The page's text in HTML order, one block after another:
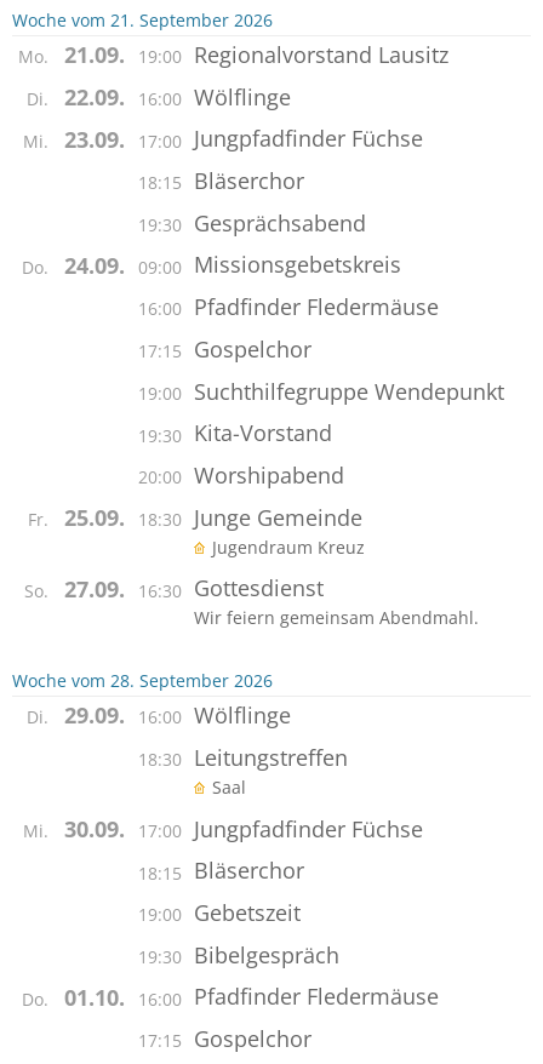
Woche vom 21. September 2026
Mo.
21.09. 19:00 Regionalvorstand Lausitz
Di. 22.09. 16:00 Wölflinge
Mi. 23.09. 17:00 Jungpfadfinder Füchse
18:15 Bläserchor
19:30 Gesprächsabend
Do. 24.09. 09:00 Missionsgebetskreis
16:00 Pfadfinder Fledermäuse
17:15 Gospelchor
19:00 Suchthilfegruppe Wendepunkt
19:30 Kita-Vorstand
20:00 Worshipabend
Fr. 25.09. 18:30 Junge Gemeinde
Jugendraum Kreuz
So.
27.09. 16:30 Gottesdienst
Wir feiern gemeinsam Abendmahl.
Woche vom 28. September 2026
Di.
29.09. 16:00 Wölflinge
18:30 Leitungstreffen
Saal
Mi.
30.09. 17:00 Jungpfadfinder Füchse
18:15 Bläserchor
19:00 Gebetszeit
19:30 Bibelgespräch
Do. 01.10. 16:00 Pfadfinder Fledermäuse
17:15 Gospelchor